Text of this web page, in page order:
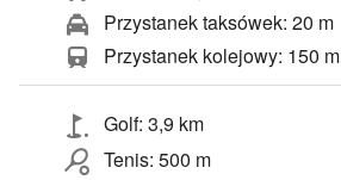
Przystanek taksówek: 20 m
Przystanek kolejowy: 150 m
Golf: 3,9 km
Tenis: 500 m